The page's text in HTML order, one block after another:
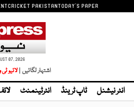
CRICKET PAKISTANTODAY'S PAPER
07, 2026
اشتہار لگائیں |
انٹر نیشنل ٹاپ ٹرینڈ انٹرٹینمنٹ